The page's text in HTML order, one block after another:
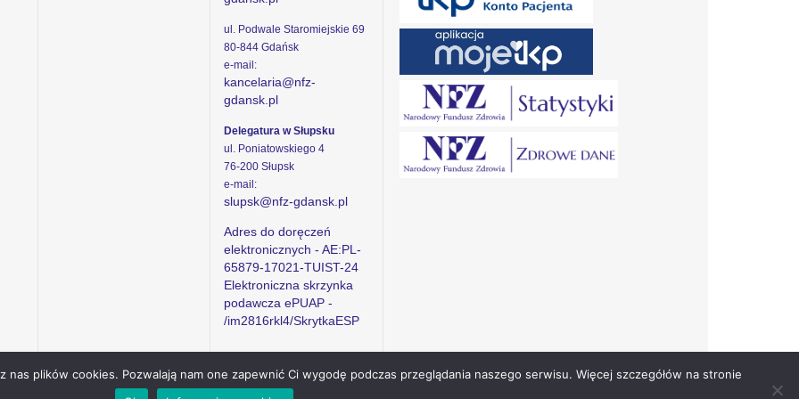
ul. Podwale Staromiejskie 69
80-844 Gdańsk
e-mail:
kancelaria@nfz-
gdansk.pl
Delegatura w Słupsku
ul. Poniatowskiego 4
76-200 Słupsk
e-mail:
slupsk@nfz-gdansk.pl
Adres do doręczeń
elektronicznych - AE:PL-
65879-17021-TUIST-24
Elektroniczna skrzynka
podawcza ePUAP -
/im2816rkl4/SkrytkaESP
plików cookies. Pozwalają nam one zapewnić Ci wygodę podczas przeglądania naszego serwisu. Więcej szczegółów na stronie